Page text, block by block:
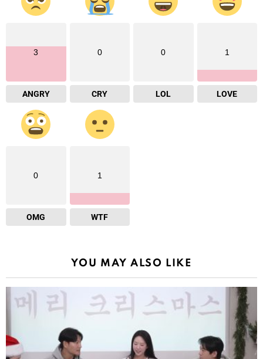
3
ANGRY
0
CRY
0
LOL
1
LOVE
0
OMG
1
WTF
YOU MAY ALSO LIKE